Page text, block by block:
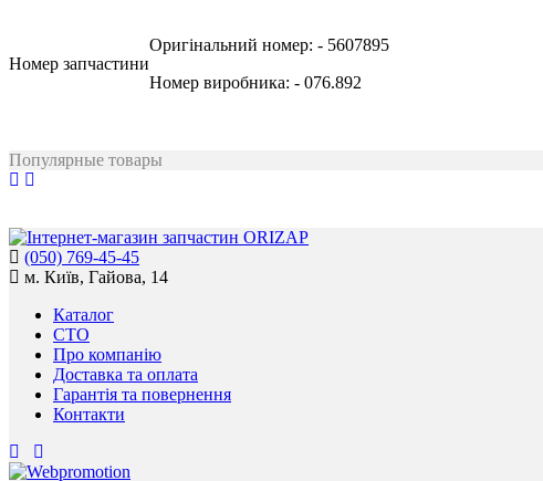
Номер запчастини
Оригінальний номер: - 5607895
Номер виробника: - 076.892
Популярные товары
(050) 769-45-45
м. Київ, Гайова, 14
Каталог
СТО
Про компанію
Доставка та оплата
Гарантія та повернення
Контакти